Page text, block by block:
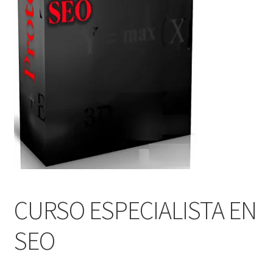
CURSO ESPECIALISTA EN
SEO